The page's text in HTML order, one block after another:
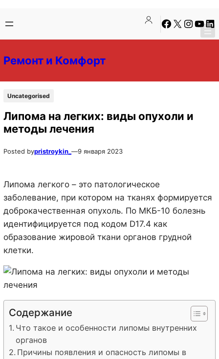
содержимому
содержимому
Facebook
X Instagram
Ремонт и Комфорт
Uncategorised
Липома на легких: виды опухоли и
методы лечения
Posted bypristroykin_ —9 января 2023
Липома легкого – это патологическое
заболевание, при котором на тканях формируется
доброкачественная опухоль. По МКБ-10 болезнь
идентифицируется под кодом D17.4 как
образование жировой ткани органов грудной
клетки.
Содержание
Что такое и особенности липомы внутренних
органов
Причины появления и опасность липомы в